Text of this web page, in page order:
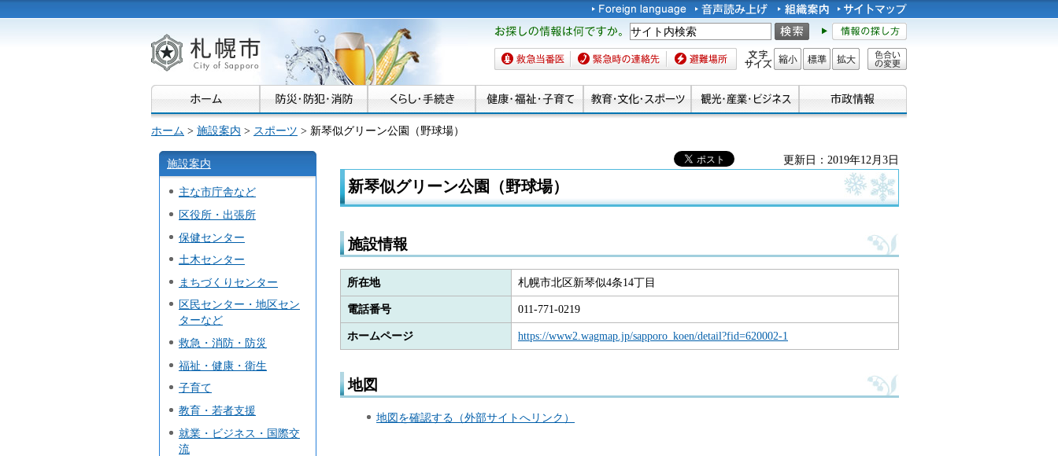
札幌市
お探しの情報は何です
か。
救急当番医 緊急時の連絡先 避難場所 文字サイズ
縮小 標準 拡大
色合い
ホーム > 施設案内 > スポーツ > 新琴似グリーン公園（野球場）
施設案内
主な市庁舎など
区役所・出張所
保健センター
土木センター
まちづくりセンター
区民センター・地区セン
ターなど
救急・消防・防災
福祉・健康・衛生
子育て
教育・若者支援
就業・ビジネス・国際交
流
更新日：2019年12月3日
新琴似グリーン公園（野球場）
施設情報
所在地 札幌市北区新琴似4条14丁目
電話番号 011-771-0219
ホームページ https://www2.wagmap.jp/sapporo_koen/detail?fid=620002-1
地図
地図を確認する（外部サイトへリンク）